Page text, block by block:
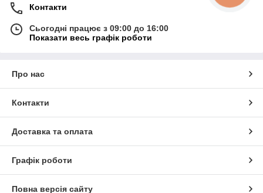
Контакти
Сьогодні працює з 09:00 до 16:00
Показати весь графік роботи
Про нас
Контакти
Доставка та оплата
Графік роботи
Повна версія сайту